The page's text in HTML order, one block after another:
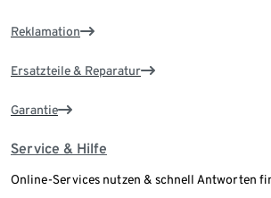
Reklamation
Ersatzteile & Reparatur
Garantie
Service & Hilfe
Online-Services nutzen & schnell Antworten